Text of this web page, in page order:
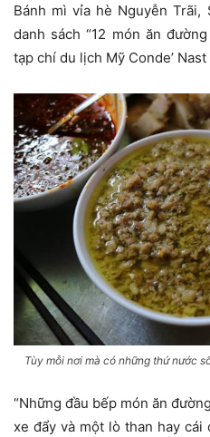
Bánh mì vỉa hè Nguyễn Trãi,
danh sách “12 món ăn
tạp chí du lịch Mỹ Conde’
Tùy mỗi nơi mà có những thứ nước
“Những đầu bếp món ăn
xe đẩy và một lò than hay cái